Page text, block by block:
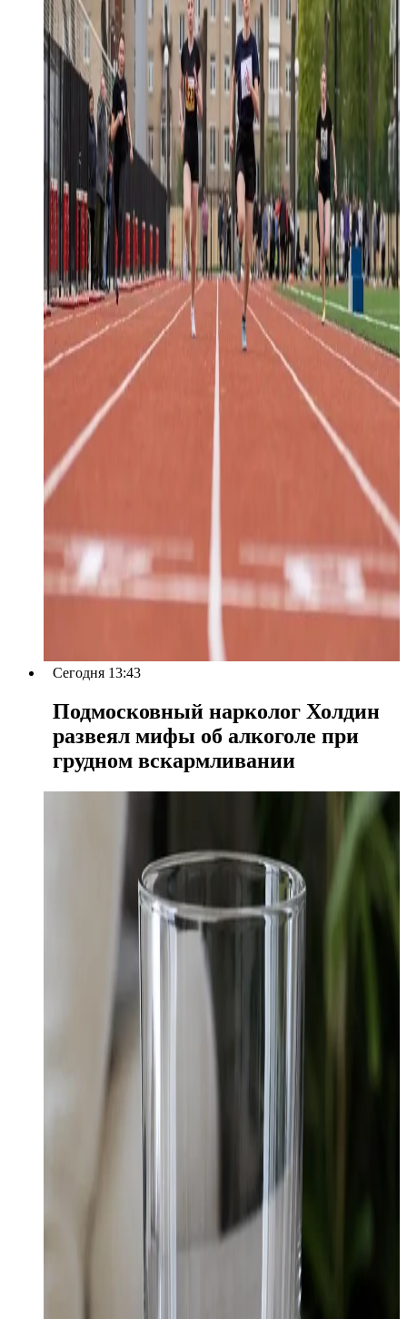
Сегодня 13:43
Подмосковный нарколог Холдин
развеял мифы об алкоголе при
грудном вскармливании